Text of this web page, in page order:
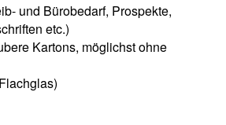
und Bürobedarf, Prospekte,
etc.)
Kartons, möglichst ohne